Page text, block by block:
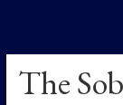
The